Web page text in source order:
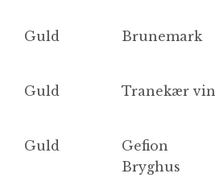
Guld Brunemark
Guld Tranekær vin
Guld
Gefion
Bryghus